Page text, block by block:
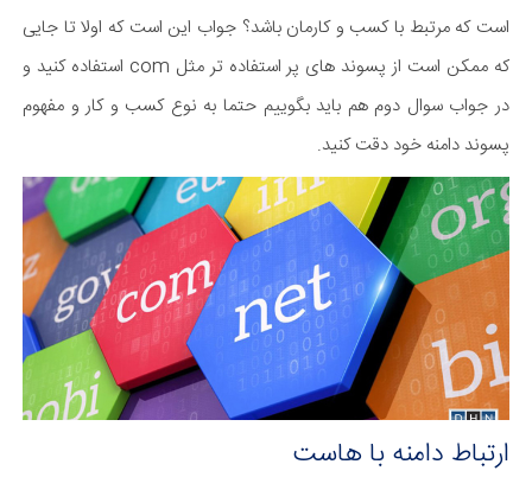
است که مرتبط با کسب و کارمان باشد؟ جواب این است که اولا تا جایی
که ممکن است از پسوند های پر استفاده تر مثل com استفاده کنید و
در جواب سوال دوم هم باید بگوییم حتما به نوع کسب و کار و مفهوم
پسوند دامنه خود دقت کنید.
ارتباط دامنه با هاست